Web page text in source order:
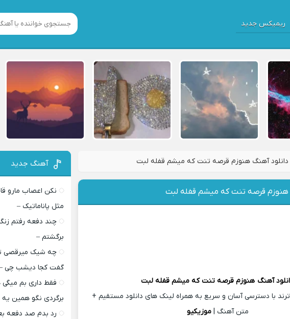
ریمیکس جدید
دانلود آهنگ هنوزم قرصه تنت که میشم قفله لبت
هنوزم قرصه تنت که میشم قفله لبت
آهنگ هنوزم قرصه تنت که میشم قفله لبت
با دسترسی آسان و سریع به همراه لینک های دانلود مستقیم +
متن آهنگ |موزیکیو
آهنگ جدید
نکن اعصاب مارو
مثل پاناماتیک –
چند دفعه رفتم
برگشتم –
چه شیک میرقصی
گفت کجا دیشب چی
فقط داری بم
برگردی نگو همین یه
رد بدم صد دفعه